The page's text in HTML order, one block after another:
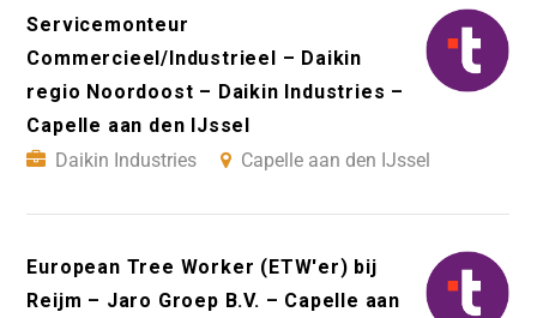
Servicemonteur
Commercieel/Industrieel – Daikin
regio Noordoost – Daikin Industries –
Capelle aan den IJssel
Daikin Industries
Capelle aan den IJssel
European Tree Worker (ETW'er) bij
Reijm – Jaro Groep B.V. – Capelle aan